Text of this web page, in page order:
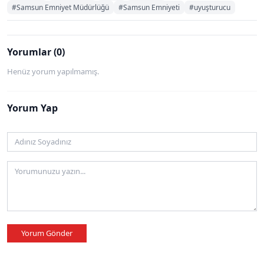
#Samsun Emniyet Müdürlüğü
#Samsun Emniyeti #uyuşturucu
Yorumlar (0)
Henüz yorum yapılmamış.
Yorum Yap
Yorum Gönder